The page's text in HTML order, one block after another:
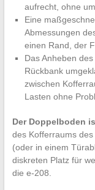
aufrecht, ohne
Eine
Abmessungen
einen Rand, der
Das Anheben
Rückbank
zwischen
Lasten ohne
Der Doppelboden
des Kofferraums
(oder in einem
diskreten Platz für
die e-208.